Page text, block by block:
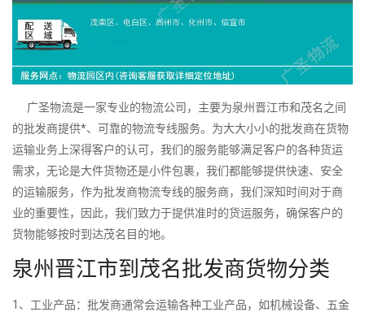
广圣物流是一家专业的物流公司，主要为泉州晋江市和茂名之间
的批发商提供*、可靠的物流专线服务。为大大小小的批发商在货物
运输业务上深得客户的认可，我们的服务能够满足客户的各种货运
需求，无论是大件货物还是小件包裹，我们都能够提供快速、安全
的运输服务，作为批发商物流专线的服务商，我们深知时间对于商
业的重要性，因此，我们致力于提供准时的货运服务，确保客户的
货物能够按时到达茂名目的地。
泉州晋江市到茂名批发商货物分类
1、工业产品：批发商通常会运输各种工业产品，如机械设备、五金